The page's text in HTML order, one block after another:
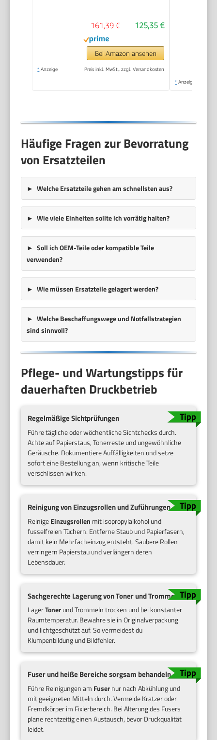
125,35 €
161,39 €
Bei Amazon ansehen
* Anzeige Preis inkl. MwSt., zzgl. Versandkosten
* Anzeige
Häufige Fragen zur Bevorratung
von Ersatzteilen
Welche Ersatzteile gehen am schnellsten aus?
Wie viele Einheiten sollte ich vorrätig halten?
Soll ich OEM-Teile oder kompatible Teile
verwenden?
Wie müssen Ersatzteile gelagert werden?
Welche Beschaffungswege und Notfallstrategien
sind sinnvoll?
Pflege- und Wartungstipps für
dauerhaften Druckbetrieb
Regelmäßige Sichtprüfungen
Führe tägliche oder wöchentliche Sichtchecks durch.
Achte auf Papierstaus, Tonerreste und ungewöhnliche
Geräusche. Dokumentiere Auffälligkeiten und setze
sofort eine Bestellung an, wenn kritische Teile
verschlissen wirken.
Reinigung von Einzugsrollen und Zuführungen
ReinigeEinzugsrollen mit isopropylalkohol und
fusselfreien Tüchern. Entferne Staub und Papierfasern,
damit kein Mehrfacheinzug entsteht. Saubere Rollen
verringern Papierstau und verlängern deren
Lebensdauer.
Sachgerechte Lagerung von Toner und Trommeln
LagerTonerund Trommeln trocken und bei konstanter
Raumtemperatur. Bewahre sie in Originalverpackung
und lichtgeschützt auf. So vermeidest du
Klumpenbildung und Bildfehler.
Fuser und heiße Bereiche sorgsam behandeln
Führe Reinigungen am Fusernur nach Abkühlung und
mit geeigneten Mitteln durch. Vermeide Kratzer oder
Fremdkörper im Fixierbereich. Bei Alterung des Fusers
plane rechtzeitig einen Austausch, bevor Druckqualität
leidet.